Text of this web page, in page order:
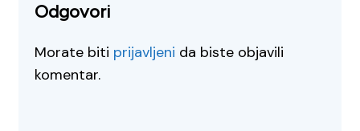
Odgovori
Morate biti prijavljeni da biste objavili
komentar.